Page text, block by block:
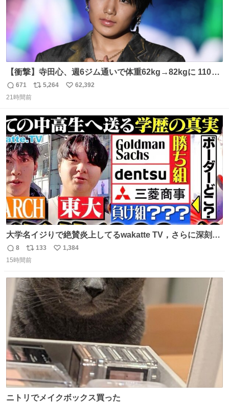
【衝撃】寺田心、週6ジム通いで体重62kg→82kgに 110kg
のベンチプレス持ち上げる姿披露
news.livedoor.com/article/detail… 元々自重のみだった
のためおにぎり10個、ゼリー飲料3～4本、パスタと毎日4
千kcalオーバーの食事を摂取し、増量したという。
返
信
671
リ
ト
数
5,264
い
数
62,392
21時間前
大学名イジりで絶賛炎上してるwakatte TV，さらに深刻な
問題はこっちでは？ ・都内の特定企業に入るのを極度に推
奨し，それ以外の地域で堅実に生きるのを周縁化する ・恋
化する ・院生が研究環境を求め他大学に移るのを批判する
過去例↓
返
信
8
リ
ポ
ト
数
133
い
数
1,384
15時間前
ニトリでメイクボックス買った